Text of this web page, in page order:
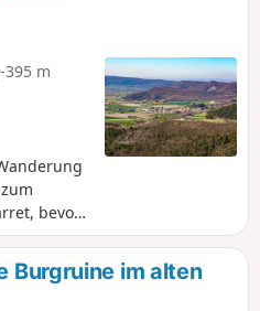
einen
auf
und den
dann
von
folgt ein
kleinen
-395 m
bevor
und
Sie ein
Burgruine im alten